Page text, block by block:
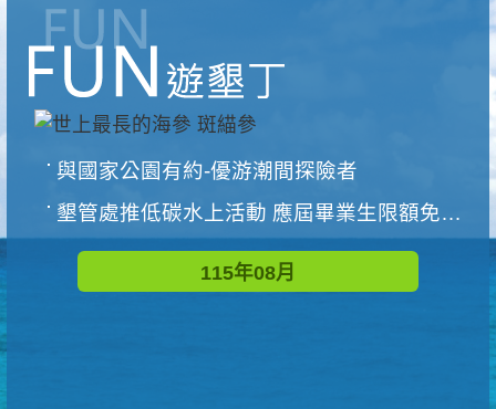
與國家公園有約-優游潮間探險者
墾管處推低碳水上活動 應屆畢業生限額免費參加
115年08月